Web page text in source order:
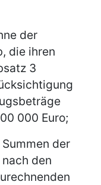
der
die ihren
3
000 Euro;
der
den